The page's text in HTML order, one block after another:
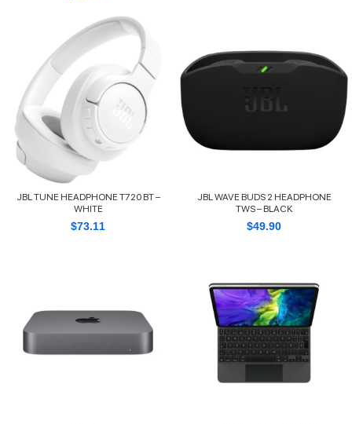
JBL TUNE HEADPHONE T720 BT –
WHITE
$73.11
JBL WAVE BUDS 2 HEADPHONE
TWS – BLACK
$49.90